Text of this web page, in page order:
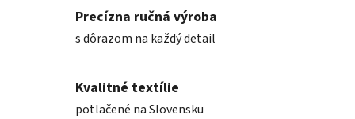
Precízna ručná výroba
s dôrazom na každý detail
Kvalitné textílie
potlačené na Slovensku